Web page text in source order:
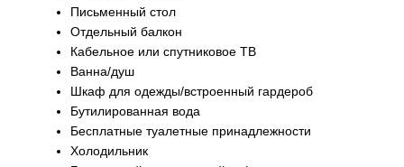
Письменный стол
Отдельный балкон
Кабельное или спутниковое ТВ
Ванна/душ
Шкаф для одежды/встроенный гардероб
Бутилированная вода
Бесплатные туалетные принадлежности
Холодильник